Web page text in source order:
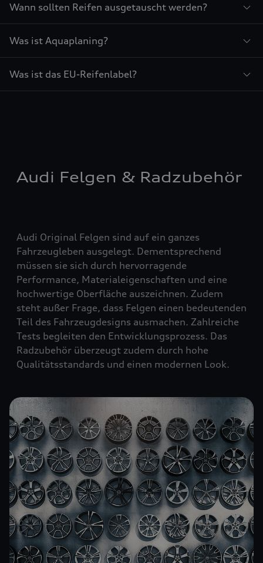
Wann sollten Reifen ausgetauscht werden?
Was ist Aquaplaning?
Was ist das EU-Reifenlabel?
Audi Felgen & Radzubehör
Audi Original Felgen sind auf ein ganzes
Fahrzeugleben ausgelegt. Dementsprechend
müssen sie sich durch hervorragende
Performance, Materialeigenschaften und eine
hochwertige Oberfläche auszeichnen. Zudem
steht außer Frage, dass Felgen einen bedeutenden
Teil des Fahrzeugdesigns ausmachen. Zahlreiche
Tests begleiten den Entwicklungsprozess. Das
Radzubehör überzeugt zudem durch hohe
Qualitätsstandards und einen modernen Look.